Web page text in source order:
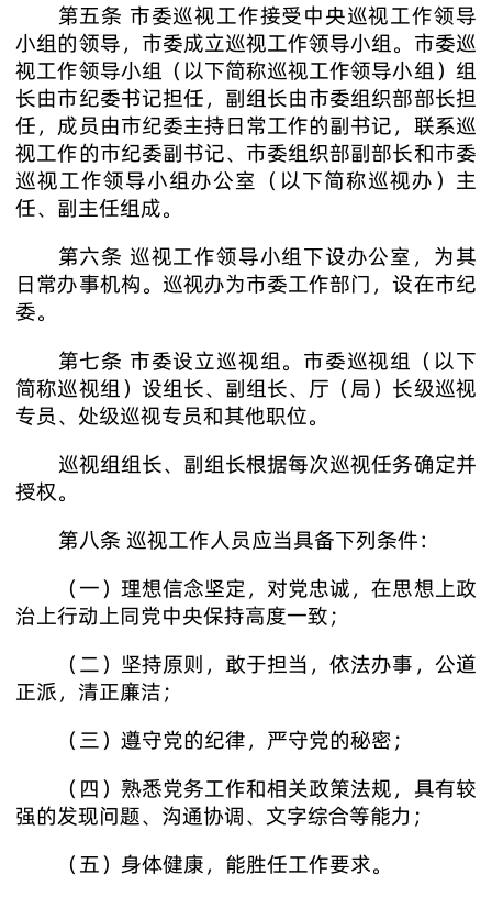
第五条 市委巡视工作接受中央巡视工作领导
小组的领导，市委成立巡视工作领导小组。市委巡
视工作领导小组（以下简称巡视工作领导小组）组
长由市纪委书记担任，副组长由市委组织部部长担
任，成员由市纪委主持日常工作的副书记，联系巡
视工作的市纪委副书记、市委组织部副部长和市委
巡视工作领导小组办公室（以下简称巡视办）主
任、副主任组成。
第六条 巡视工作领导小组下设办公室，为其
日常办事机构。巡视办为市委工作部门，设在市纪
委。
第七条 市委设立巡视组。市委巡视组（以下
简称巡视组）设组长、副组长、厅（局）长级巡视
专员、处级巡视专员和其他职位。
巡视组组长、副组长根据每次巡视任务确定并
授权。
第八条 巡视工作人员应当具备下列条件：
（一）理想信念坚定，对党忠诚，在思想上政
治上行动上同党中央保持高度一致；
（二）坚持原则，敢于担当，依法办事，公道
正派，清正廉洁；
（三）遵守党的纪律，严守党的秘密；
（四）熟悉党务工作和相关政策法规，具有较
强的发现问题、沟通协调、文字综合等能力；
（五）身体健康，能胜任工作要求。